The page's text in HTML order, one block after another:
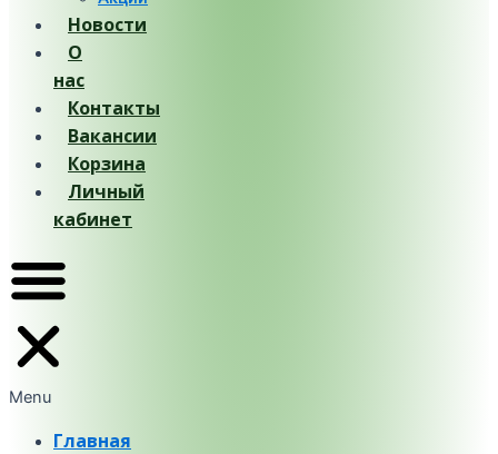
Новости
О
нас
Контакты
Вакансии
Корзина
Личный
кабинет
Menu
Главная